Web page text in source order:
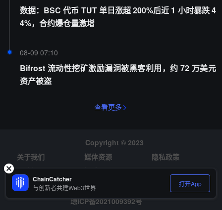
数据：BSC 代币 TUT 单日涨超 200%后近 1 小时暴跌 4
4%，合约爆仓量激增
08-09 07:10
Bifrost 流动性挖矿激励漏洞被黑客利用，约 72 万美元
资产被盗
查看更多
Copyright © 2023
关于我们
媒体资源
隐私政策
风险提示
招聘
琼ICP备2021009392号
ChainCatcher
与创新者共建Web3世界 打开App